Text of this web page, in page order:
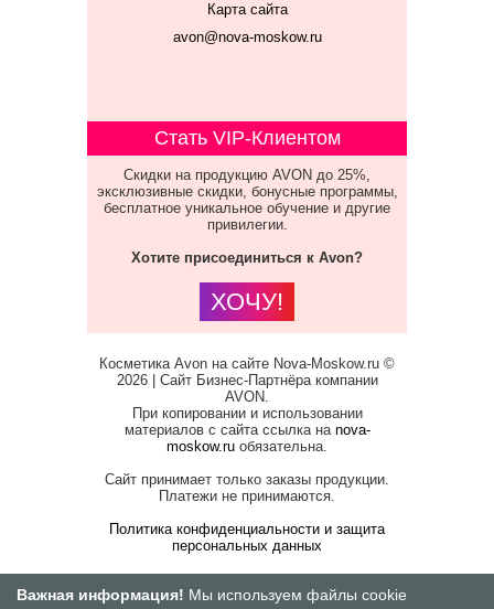
Карта сайта
avon@nova-moskow.ru
Стать VIP-Клиентом
Скидки на продукцию AVON до 25%,
эксклюзивные скидки, бонусные программы,
бесплатное уникальное обучение и другие
привилегии.
Хотите присоединиться к Avon?
ХОЧУ!
Косметика Avon на сайте Nova-Moskow.ru ©
2026 | Сайт Бизнес-Партнёра компании
AVON.
При копировании и использовании
материалов с сайта ссылка на nova-
moskow.ru обязательна.
Сайт принимает только заказы продукции.
Платежи не принимаются.
Политика конфиденциальности и защита
персональных данных
Важная информация! Мы используем файлы cookie